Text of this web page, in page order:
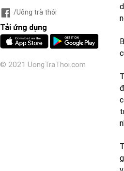
/Uống trà thôi
Tải ứng dụng
© 2021 UongTraThoi.com